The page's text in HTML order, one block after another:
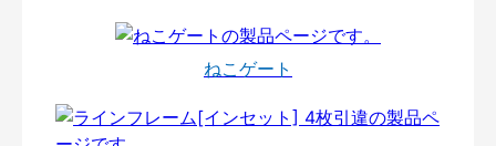
ねこゲート